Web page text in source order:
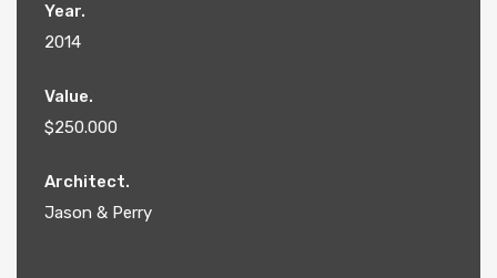
Year.
2014
Value.
$250.000
Architect.
Jason & Perry